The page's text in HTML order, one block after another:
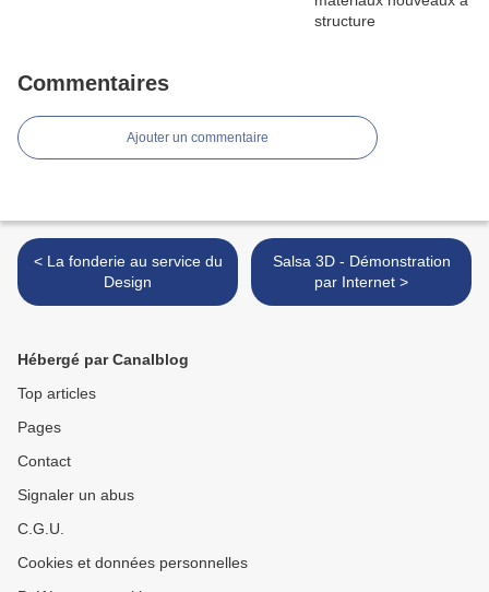
Commentaires
Ajouter un commentaire
< La fonderie au service du
Design
Salsa 3D - Démonstration
par Internet >
Hébergé par Canalblog
Top articles
Pages
Contact
Signaler un abus
C.G.U.
Cookies et données personnelles